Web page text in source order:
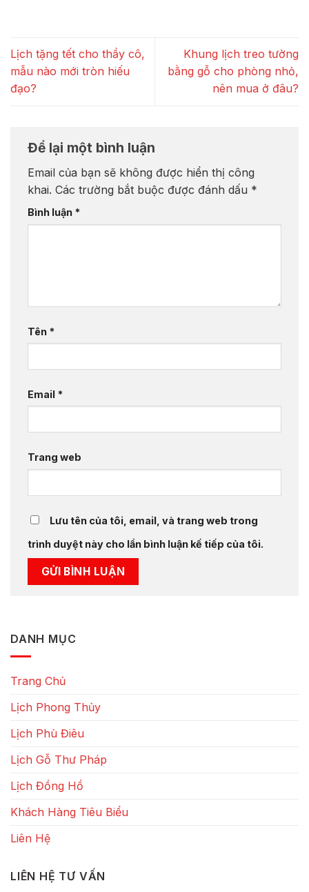
Lịch tặng tết cho thầy cô,
mẫu nào mới tròn hiếu
đạo?
Khung lịch treo tường
bằng gỗ cho phòng nhỏ,
nên mua ở đâu?
Để lại một bình luận
Email của bạn sẽ không được hiển thị công
khai. Các trường bắt buộc được đánh dấu *
Bình luận *
Tên *
Email *
Trang web
Lưu tên của tôi, email, và trang web trong
trình duyệt này cho lần bình luận kế tiếp của tôi.
DANH MỤC
Trang Chủ
Lịch Phong Thủy
Lịch Phù Điêu
Lịch Gỗ Thư Pháp
Lịch Đồng Hồ
Khách Hàng Tiêu Biểu
Liên Hệ
LIÊN HỆ TƯ VẤN